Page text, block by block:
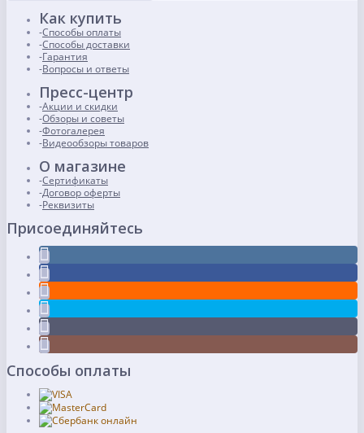
Как купить
Способы оплаты
Способы доставки
Гарантия
Вопросы и ответы
Пресс-центр
Акции и скидки
Обзоры и советы
Фотогалерея
Видеообзоры товаров
О магазине
Сертификаты
Договор оферты
Реквизиты
Присоединяйтесь
Способы оплаты